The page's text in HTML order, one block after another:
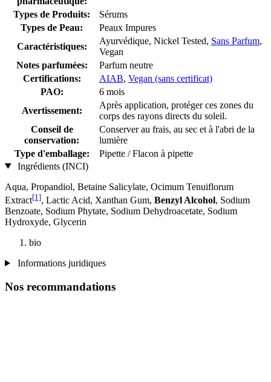
Types de Produits:
Sérums
Types de Peau:
Peaux Impures
Caractéristiques:
Ayurvédique, Nickel Tested, Sans Parfum,
Vegan
Notes parfumées:
Parfum neutre
Certifications:
AIAB, Vegan (sans certificat)
PAO:
6 mois
Avertissement:
Après application, protéger ces zones du
corps des rayons directs du soleil.
Conseil de
conservation:
Conserver au frais, au sec et à l'abri de la
lumière
Type d'emballage:
Pipette / Flacon à pipette
Ingrédients (INCI)
Aqua, Propandiol, Betaine Salicylate, Ocimum Tenuiflorum
Extract[1], Lactic Acid, Xanthan Gum, Benzyl Alcohol, Sodium
Benzoate, Sodium Phytate, Sodium Dehydroacetate, Sodium
Hydroxyde, Glycerin
bio
Informations juridiques
Nos recommandations